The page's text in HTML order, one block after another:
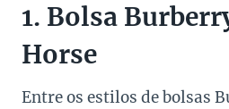
1. Bolsa
Horse
Entre os estilos de bolsas